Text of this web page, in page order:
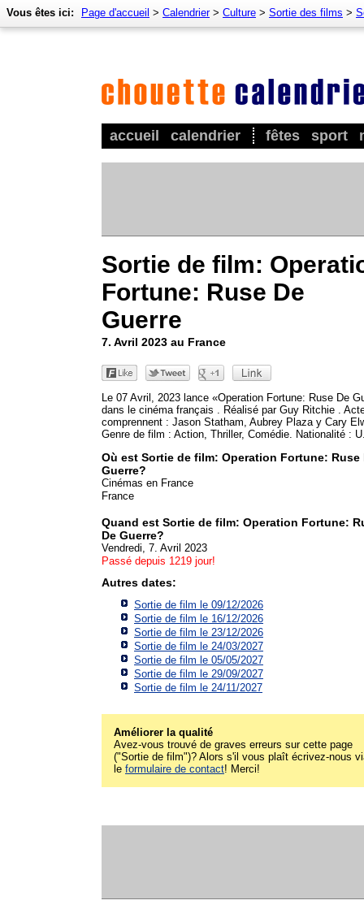
accueil calendrier fêtes sport
Vous êtes ici: Page d'accueil > Calendrier> Culture > Sortie des films >
Sortie de film:
Fortune: Ruse De
Guerre
7. Avril 2023 au France
Le 07 Avril, 2023 lance «Operation Fortune: Ruse De
dans le cinéma français . Réalisé par Guy Ritchie .
comprennent : Jason Statham, Aubrey Plaza y Cary
Genre de film : Action, Thriller, Comédie. Nationalité :
Où est Sortie de film: Operation Fortune: Ruse
Guerre?
Cinémas en France
France
Quand est Sortie de film: Operation Fortune:
De Guerre?
Vendredi, 7. Avril 2023
Passé depuis 1219 jour!
Autres dates:
Sortie de film le 09/12/2026
Sortie de film le 16/12/2026
Sortie de film le 23/12/2026
Sortie de film le 24/03/2027
Sortie de film le 05/05/2027
Sortie de film le 29/09/2027
Sortie de film le 24/11/2027
Améliorer la qualité
Avez-vous trouvé de graves erreurs sur cette page
("Sortie de film")? Alors s'il vous plaît écrivez-nous
le formulaire de contact! Merci!